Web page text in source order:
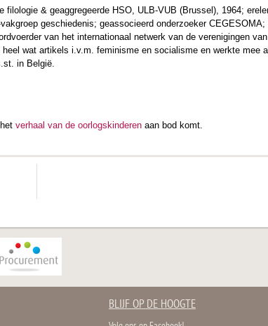
& geaggregeerde HSO, ULB-VUB (Brussel), 1964;
geschiedenis; geassocieerd onderzoeker CEGESOMA;
van het internationaal netwerk van de verenigingen
wat artikels i.v.m. feminisme en socialisme en werkte mee
in België.
verhaal van de oorlogskinderen aan bod komt.
BLIJF OP DE HOOGTE